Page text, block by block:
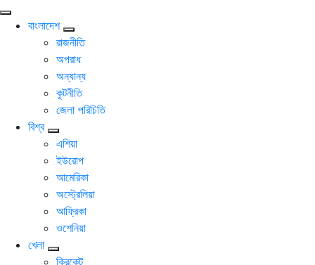
বাংলাদেশ
রাজনীতি
অপরাধ
অন্যান্য
কূটনীতি
জেলা পরিচিতি
বিশ্ব
এশিয়া
ইউরোপ
আমেরিকা
অস্ট্রেলিয়া
আফ্রিকা
ওশেনিয়া
খেলা
ক্রিকেট